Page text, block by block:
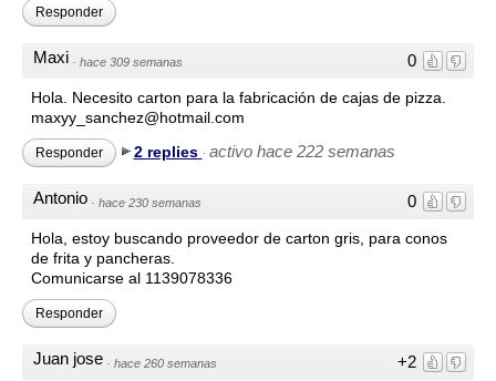
Responder
0
Maxi · hace 309 semanas
Hola. Necesito carton para la fabricación de cajas de pizza.
maxyy_sanchez@hotmail.com
Responder 2 replies · activo hace 222 semanas
0
Antonio · hace 230 semanas
Hola, estoy buscando proveedor de carton gris, para conos
de frita y pancheras.
Comunicarse al 1139078336
Responder
+2
Juan jose · hace 260 semanas